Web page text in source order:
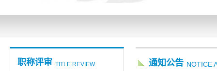
职称评审 TITLE REVIEW 通知公告 NOTICE